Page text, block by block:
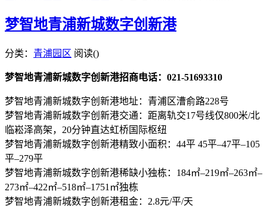
梦智地青浦新城数字创新港
分类： 青浦园区 阅读()
梦智地青浦新城数字创新港招商电话：021-51693310
梦智地青浦新城数字创新港地址：青浦区漕俞路228号
梦智地青浦新城数字创新港交通：距离轨交17号线仅800米/北
临崧泽高架，20分钟直达虹桥国际枢纽
梦智地青浦新城数字创新港精致小面积：44平 45平–47平–105
平–279平
梦智地青浦新城数字创新港稀缺小独栋：184㎡–219㎡–263㎡–
273㎡–422㎡–518㎡–1751㎡独栋
梦智地青浦新城数字创新港租金：2.8元/平/天